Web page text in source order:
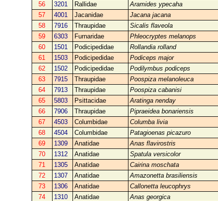
56
3201 Rallidae
Aramides ypecaha
57
4001 Jacanidae
Jacana jacana
58
7916 Thraupidae
Sicalis flaveola
59
6303 Furnaridae
Phleocryptes melanops
60
1501 Podicipedidae
Rollandia rolland
61
1503 Podicipedidae
Podiceps major
62
1502 Podicipedidae
Podilymbus podiceps
63
7915 Thraupidae
Poospiza melanoleuca
64
7913 Thraupidae
Poospiza cabanisi
65
5803 Psittacidae
Aratinga nenday
66
7906 Thraupidae
Pipraeidea bonariensis
67
4503 Columbidae
Columba livia
68
4504 Columbidae
Patagioenas picazuro
69
1309 Anatidae
Anas flavirostris
70
1312 Anatidae
Spatula versicolor
71
1305 Anatidae
Cairina moschata
72
1307 Anatidae
Amazonetta brasiliensis
73
1306 Anatidae
Callonetta leucophrys
74
1310 Anatidae
Anas georgica